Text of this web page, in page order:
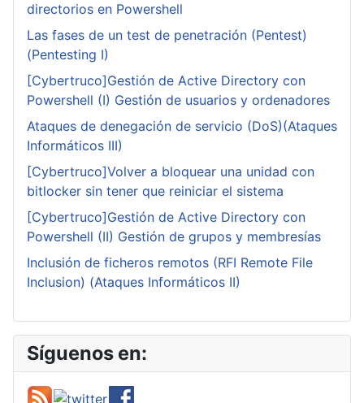
directorios en Powershell
Las fases de un test de penetración (Pentest)
(Pentesting I)
[Cybertruco]Gestión de Active Directory con
Powershell (I) Gestión de usuarios y ordenadores
Ataques de denegación de servicio (DoS)(Ataques
Informáticos III)
[Cybertruco]Volver a bloquear una unidad con
bitlocker sin tener que reiniciar el sistema
[Cybertruco]Gestión de Active Directory con
Powershell (II) Gestión de grupos y membresías
Inclusión de ficheros remotos (RFI Remote File
Inclusion) (Ataques Informáticos II)
Síguenos en: